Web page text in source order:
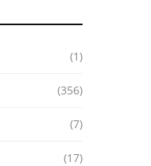
(1)
(356)
(7)
(17)